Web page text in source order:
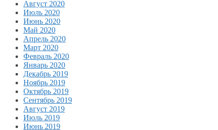
Август 2020
Июль 2020
Июнь 2020
Май 2020
Апрель 2020
Март 2020
Февраль 2020
Январь 2020
Декабрь 2019
Ноябрь 2019
Октябрь 2019
Сентябрь 2019
Август 2019
Июль 2019
Июнь 2019